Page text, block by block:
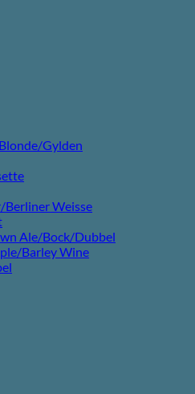
Gylden
Weisse
Ale/Bock/Dubbel
Barley Wine